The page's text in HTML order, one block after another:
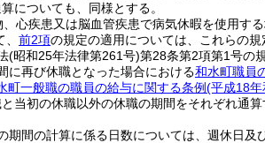
についても、同様とする。
心疾患又は脳血管疾患で病気休暇を使用す
前2項の規定の適用については、これらの
(昭和25年法律第261号)第28条第2項第1号の
に再び休職となった場合における和水町職員
町一般職の職員の給与に関する条例(平成18
当初の休職以外の休職の期間をそれぞれ通算
期間の計算に係る日数については、週休日及